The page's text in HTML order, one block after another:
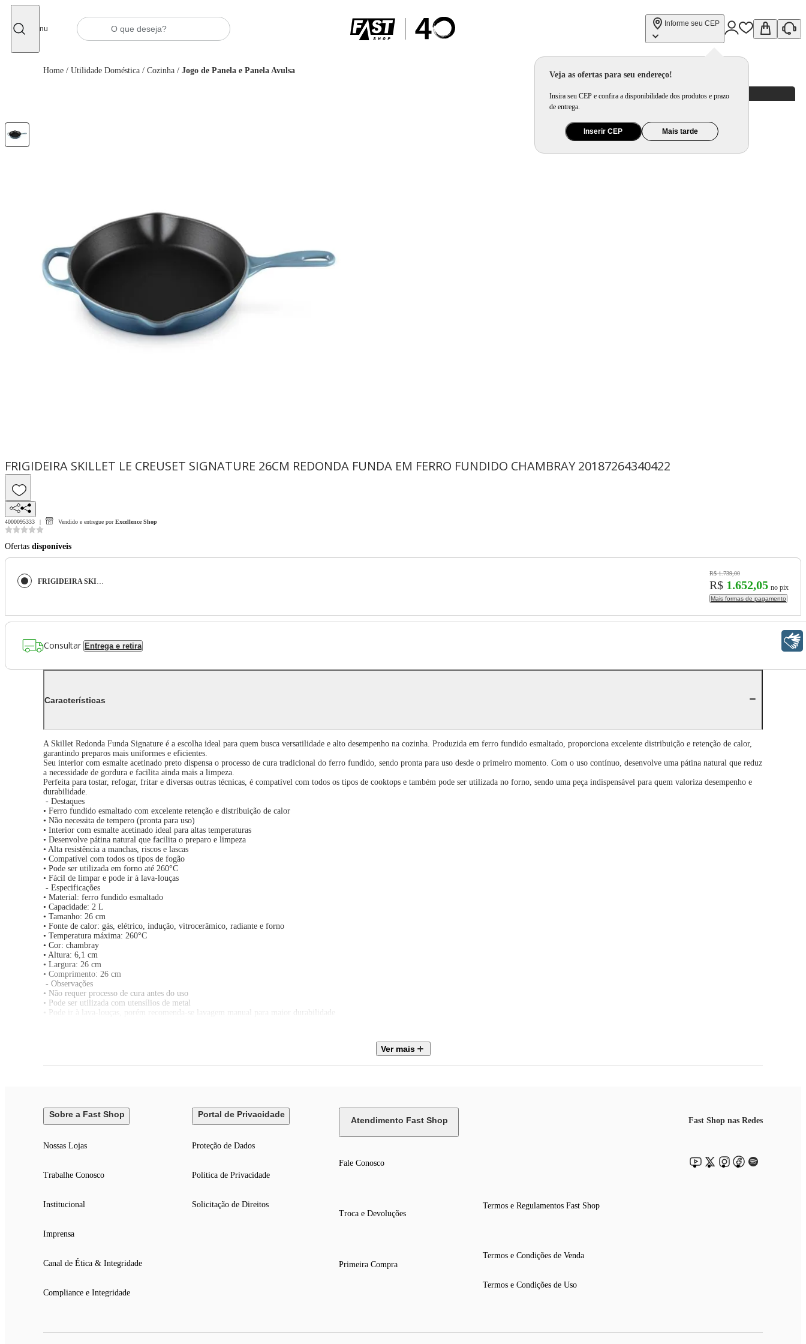
Menu
Informe seu CEP
Veja as ofertas para seu endereço!
Insira seu CEP e confira a disponibilidade dos produtos e prazo
de entrega.
Inserir CEP Mais tarde
Home / Utilidade Doméstica / Cozinha / Jogo de Panela e Panela Avulsa
FRIGIDEIRA SKILLET LE CREUSET SIGNATURE 26CM REDONDA FUNDA EM FERRO FUNDIDO CHAMBRAY 20187264340422
4000095333 Vendido e entregue por Excellence Shop
Ofertas disponíveis
FRIGIDEIRA SKILLET LE CREUSET SIGNATURE 26CM REDONDA FUNDA EM FERRO FUNDIDO CHAMBRAY 20187264340422
R$ 1.739,00
R$ 1.652,05 no pix
Mais formas de pagamento
Consultar Entrega e retira
Características
A Skillet Redonda Funda Signature é a escolha ideal para quem busca versatilidade e alto desempenho na cozinha. Produzida em ferro fundido esmaltado, proporciona excelente distribuição e retenção de calor,
garantindo preparos mais uniformes e eficientes.
Seu interior com esmalte acetinado preto dispensa o processo de cura tradicional do ferro fundido, sendo pronta para uso desde o primeiro momento. Com o uso contínuo, desenvolve uma pátina natural que reduz
a necessidade de gordura e facilita ainda mais a limpeza.
Perfeita para tostar, refogar, fritar e diversas outras técnicas, é compatível com todos os tipos de cooktops e também pode ser utilizada no forno, sendo uma peça indispensável para quem valoriza desempenho e
durabilidade.
- Destaques
• Ferro fundido esmaltado com excelente retenção e distribuição de calor
• Não necessita de tempero (pronta para uso)
• Interior com esmalte acetinado ideal para altas temperaturas
• Desenvolve pátina natural que facilita o preparo e limpeza
• Alta resistência a manchas, riscos e lascas
• Compatível com todos os tipos de fogão
• Pode ser utilizada em forno até 260°C
• Fácil de limpar e pode ir à lava-louças
- Especificações
• Material: ferro fundido esmaltado
• Capacidade: 2 L
• Tamanho: 26 cm
• Fonte de calor: gás, elétrico, indução, vitrocerâmico, radiante e forno
• Temperatura máxima: 260°C
• Cor: chambray
• Altura: 6,1 cm
• Largura: 26 cm
• Comprimento: 26 cm
- Observações
• Não requer processo de cura antes do uso
• Pode ser utilizada com utensílios de metal
• Pode ir à lava-louças, porém recomenda-se lavagem manual para maior durabilidade
Ver mais
Sobre a Fast Shop
Nossas Lojas
Trabalhe Conosco
Institucional
Imprensa
Canal de Ética & Integridade
Compliance e Integridade
Portal de Privacidade
Proteção de Dados
Politica de Privacidade
Solicitação de Direitos
Atendimento Fast Shop
Fale Conosco
Troca e Devoluções
Primeira Compra
Termos e Regulamentos Fast Shop
Termos e Condições de Venda
Termos e Condições de Uso
Fast Shop nas Redes